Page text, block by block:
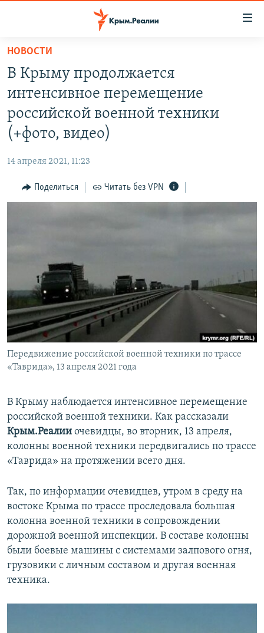
Вернуться
основному
содержанию
главной
Вернутся
поиску
СПЕЦПРОЕКТЫ
ГРУЗ 200
КАРТА ВОЕННЫХ ОБЪЕКТОВ КРЫМА
ИСТОРИЯ
ИНТЕРАКТИВ
ИНФОГРАФИКА
ПОБЕДИТЕЛЕЙ НЕ СУДЯТ?
КРЫМ.НЕПОКОРЕННЫЙ
ELIFBE
УКРАИНСКАЯ ПРОБЛЕМА КРЫМА
РАДІО СВОБОДА
КАК ОБОЙТИ БЛОКИРОВКУ
ПРИСОЕДИНЯЙТЕСЬ!
Все сайты RFE/RL
НОВОСТИ
В Крыму продолжается
интенсивное перемещение
российской военной техники
(+фото, видео)
14 апреля 2021, 11:23
Поделиться Читать без VPN
Передвижение российской военной техники по трассе
«Таврида», 13 апреля 2021 года
В Крыму наблюдается интенсивное перемещение
российской военной техники. Как рассказали
Крым.Реалии очевидцы, во вторник, 13 апреля,
колонны военной техники передвигались по трассе
«Таврида» на протяжении всего дня.
Так, по информации очевидцев, утром в среду на
востоке Крыма по трассе проследовала большая
колонна военной техники в сопровождении
дорожной военной инспекции. В составе колонны
были боевые машины с системами залпового огня,
грузовики с личным составом и другая военная
техника.